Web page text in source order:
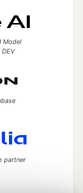
Model
partner